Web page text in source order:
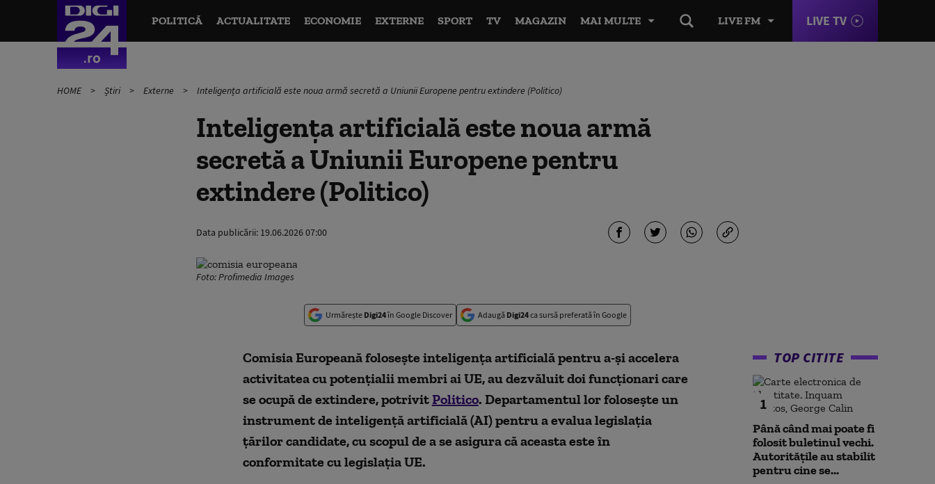
LIVE FM LIVE TV
POLITICĂ ACTUALITATE ECONOMIE EXTERNE SPORT TV MAGAZIN MAI MULTE
HOME Știri Externe Inteligența artificială este noua armă secretă a Uniunii Europene pentru extindere (Politico)
Inteligența artificială este noua armă
secretă a Uniunii Europene pentru
extindere (Politico)
Data publicării: 19.06.2026 07:00
Foto: Profimedia Images
Urmărește Digi24în Google Discover Adaugă Digi24ca sursă preferată în Google
Comisia Europeană foloseşte inteligenţa artificială pentru a-şi accelera
activitatea cu potenţialii membri ai UE, au dezvăluit doi funcţionari care
se ocupă de extindere, potrivitPolitico. Departamentul lor foloseşte un
instrument de inteligenţă artificială (AI) pentru a evalua legislaţia
ţărilor candidate, cu scopul de a se asigura că aceasta este în
conformitate cu legislaţia UE.
TOP CITITE
1
Până când mai poate fi
folosit buletinul vechi.
Autoritățile au stabilit
pentru cine se...